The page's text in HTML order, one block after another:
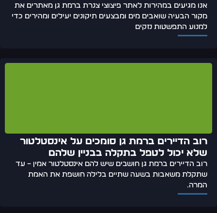
אנו מגיעים במהירות לאתר פיצוצי צנרת ברמת גן מאתרים את
מקור הבעיה שואבים מים ומבצעים תיקונים יעילים ומהירים כדי
למנוע התפשטות נזקים
רוב הדיירים ברמת גן סומכים על אינסטלטור
שלא יכול לטפל בתקלה בבניין שלהם
רוב הדיירים ברמת גן חושבים שיש להם אינסטלטור אמין – עד
שתקלת משאבות בשעה שתיים בלילה חושפת את האמת
המרה.